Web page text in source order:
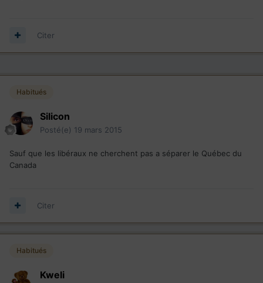
Citer
Habitués
Silicon
Posté(e) 19 mars 2015
Sauf que les libéraux ne cherchent pas a séparer le Québec du
Canada
Citer
Habitués
Kweli